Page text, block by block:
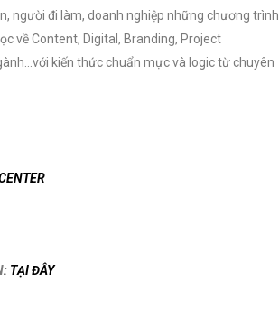
người đi làm, doanh nghiệp những chương trình
về Content, Digital, Branding, Project
kiến thức chuẩn mực và logic từ chuyên
: TẠI ĐÂY